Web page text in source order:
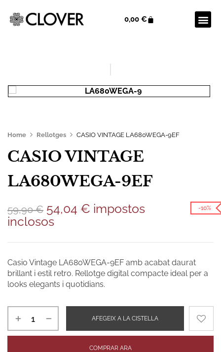
0,00 €
Home Rellotges CASIO VINTAGE LA680WEGA-9EF
CASIO VINTAGE
LA680WEGA-9EF
59,90€ 54,04 € impostos
inclosos
-10%
Casio Vintage LA680WEGA-9EF amb acabat daurat
brillant i estil retro. Rellotge digital compacte ideal per a
looks elegants i quotidians.
AFEGEIX A LA CISTELLA
COMPRAR ARA